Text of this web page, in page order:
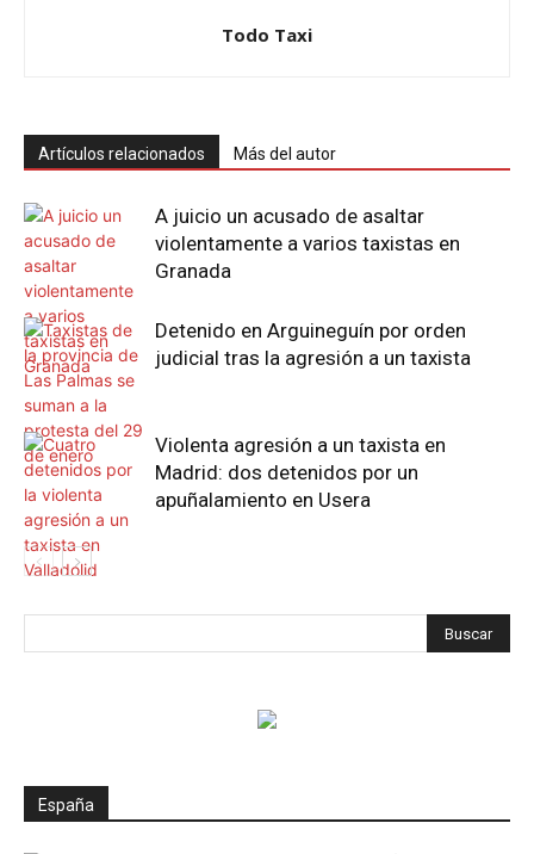
Todo Taxi
Artículos relacionados Más del autor
A juicio un acusado de asaltar
violentamente a varios taxistas en
Granada
Detenido en Arguineguín por orden
judicial tras la agresión a un taxista
Violenta agresión a un taxista en
Madrid: dos detenidos por un
apuñalamiento en Usera
España